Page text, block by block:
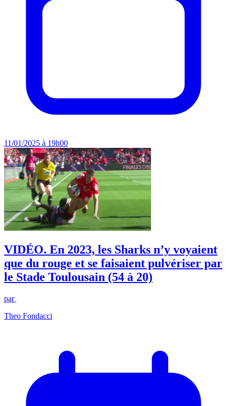
11/01/2025 à 19h00
VIDÉO. En 2023, les Sharks n’y voyaient
que du rouge et se faisaient pulvériser par
le Stade Toulousain (54 à 20)
par
Theo Fondacci